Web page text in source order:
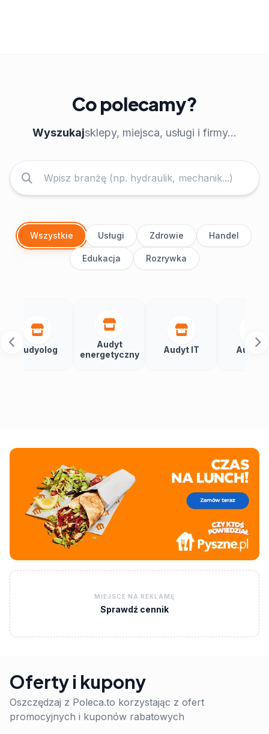
Co polecamy?
Wyszukajsklepy, miejsca, usługi i firmy...
Wszystkie Usługi Zdrowie Handel
Edukacja Rozrywka
energetyczny
Audyt IT Audytor
MIEJSCE NA REKLAMĘ
Sprawdź cennik
Oferty i kupony
Oszczędzaj z Poleca.to korzystając z ofert
promocyjnych i kuponów rabatowych